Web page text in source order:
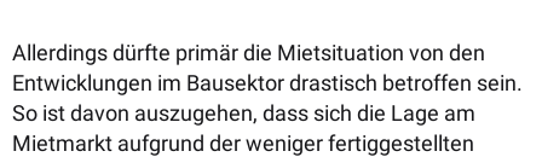
Allerdings dürfte primär die Mietsituation von den
Entwicklungen im Bausektor drastisch betroffen sein.
So ist davon auszugehen, dass sich die Lage am
Mietmarkt aufgrund der weniger fertiggestellten